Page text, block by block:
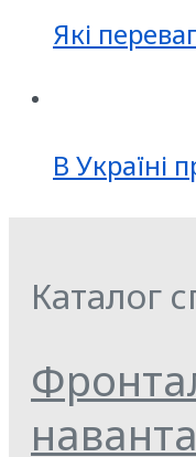
Які
В Україні
Каталог